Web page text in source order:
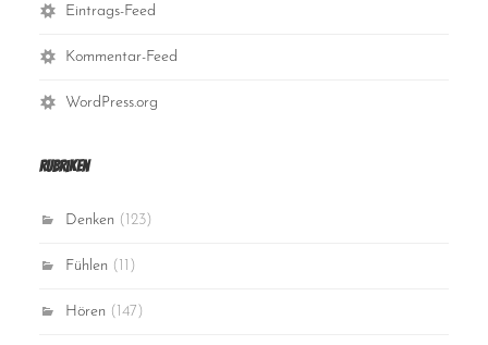
Eintrags-Feed
Kommentar-Feed
WordPress.org
Rubriken
Denken (123)
Fühlen (11)
Hören (147)